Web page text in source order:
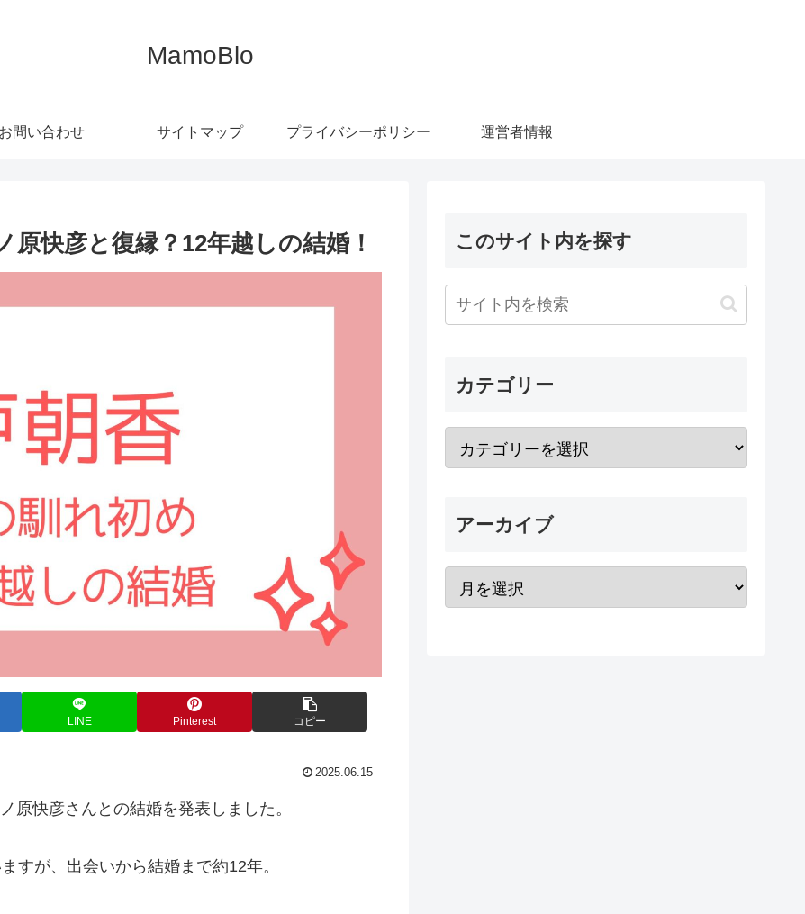
MamoBlo
お問い合わせ サイトマップ プライバシーポリシー 運営者情報
快彦と復縁？12年越しの結婚！
LINE Pinterest コピー
2025.06.15
原快彦さんとの結婚を発表しました。
すが、出会いから結婚まで約12年。
このサイト内を探す
カテゴリー
アーカイブ